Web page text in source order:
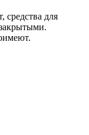
средства для